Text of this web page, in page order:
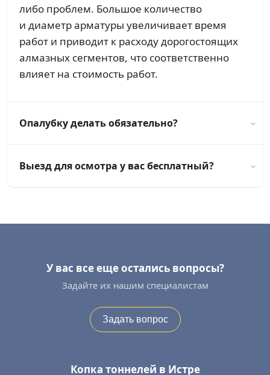
либо проблем. Большое количество
и диаметр арматуры увеличивает время
работ и приводит к расходу дорогостоящих
алмазных сегментов, что соответственно
влияет на стоимость работ.
Опалубку делать обязательно?
Выезд для осмотра у вас бесплатный?
У вас все еще остались вопросы?
Задайте их нашим специалистам
Задать вопрос
Копка тоннелей в Истре